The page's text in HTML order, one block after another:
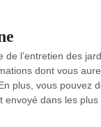
l’entretien des
dont vous
plus, vous pouvez
dans les